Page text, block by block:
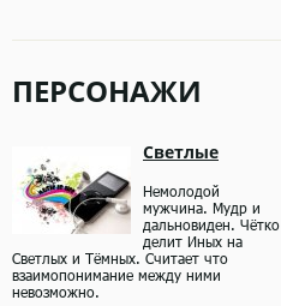
ПЕРСОНАЖИ
Светлые
Немолодой
мужчина. Мудр и
дальновиден. Чётко
делит Иных на
Светлых и Тёмных. Считает что
взаимопонимание между ними
невозможно.